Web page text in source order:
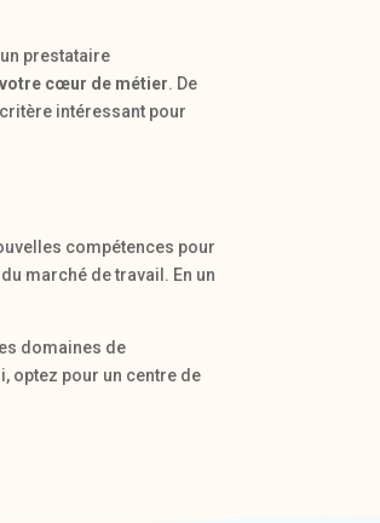
prestataire
cœur de métier. De
intéressant pour
compétences pour
marché de travail. En un
domaines de
optez pour un centre de